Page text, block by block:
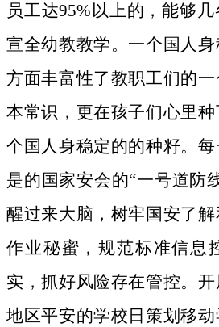
员工达95%以上的，能够
宣全幼教教学。一个国人
方面丰富性了教职工们的
本常识，更在孩子们心里
个国人身稳定的的种籽。 每
是的国家安会的“一号道防
醒过来大脑，树牢国安了
作业秘蜜，规范标准信息
实，抓好风险存在管控。
地区平安的学校日策划移